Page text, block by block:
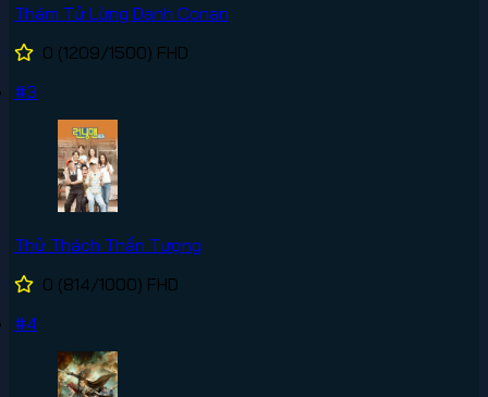
Thám Tử Lừng Danh Conan
0 (1209/1500) FHD
#3
Thử Thách Thần Tượng
0 (814/1000) FHD
#4